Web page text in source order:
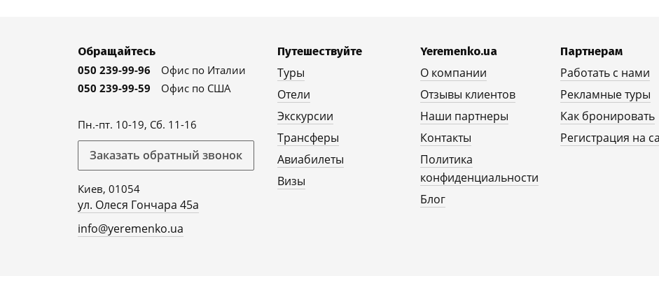
Обращайтесь
050 239-99-96
Офис по Италии
050 239-99-59
Офис по США
Пн.-пт. 10-19, Сб. 11-16
Заказать обратный звонок
Киев, 01054
ул. Олеся Гончара 45а
info@yeremenko.ua
Путешествуйте
Туры
Отели
Экскурсии
Трансферы
Авиабилеты
Визы
Yeremenko.ua
О компании
Отзывы клиентов
Наши партнеры
Контакты
Политика
конфиденциальности
Блог
Партнерам
Работать с нами
Рекламные туры
Как бронировать
Регистрация на